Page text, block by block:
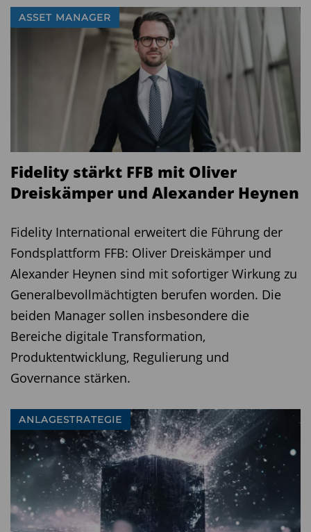
ASSET MANAGER
Fidelity stärkt FFB mit Oliver
Dreiskämper und Alexander Heynen
Fidelity International erweitert die Führung der
Fondsplattform FFB: Oliver Dreiskämper und
Alexander Heynen sind mit sofortiger Wirkung zu
Generalbevollmächtigten berufen worden. Die
beiden Manager sollen insbesondere die
Bereiche digitale Transformation,
Produktentwicklung, Regulierung und
Governance stärken.
ANLAGESTRATEGIE